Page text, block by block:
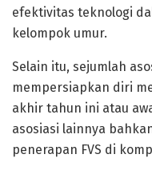
efektivitas teknologi
kelompok umur.
Selain itu, sejumlah
mempersiapkan diri
akhir tahun ini atau
asosiasi lainnya
penerapan FVS di